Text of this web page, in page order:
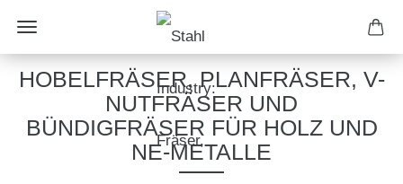
HOBELFRÄSER, PLANFRÄSER, V-
NUTFRÄSER UND
BÜNDIGFRÄSER FÜR HOLZ UND
NE-METALLE